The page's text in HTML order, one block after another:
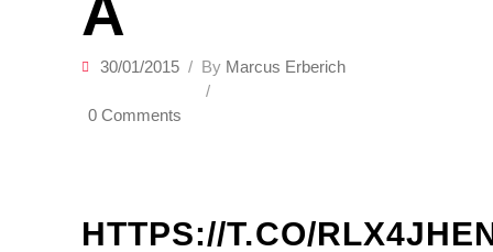
À
30/01/2015 By Marcus Erberich
0 Comments
HTTPS://T.CO/